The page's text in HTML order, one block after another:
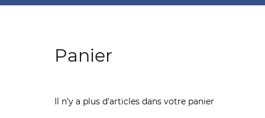
Panier
Il n'y a plus d'articles dans votre panier